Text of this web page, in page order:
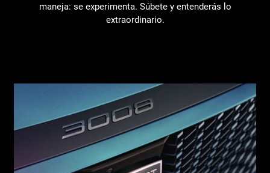
maneja: se experimenta. Súbete y entenderás lo
extraordinario.